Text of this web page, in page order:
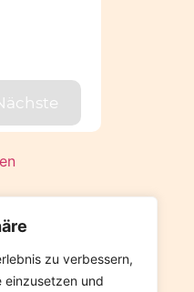
zu verbessern,
einzusetzen und